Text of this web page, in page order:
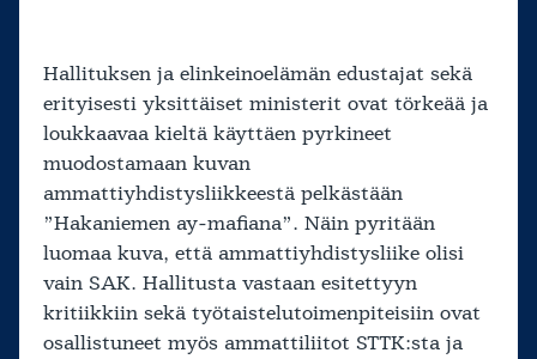
Hallituksen ja elinkeinoelämän edustajat sekä
erityisesti yksittäiset ministerit ovat törkeää ja
loukkaavaa kieltä käyttäen pyrkineet
muodostamaan kuvan
ammattiyhdistysliikkeestä pelkästään
”Hakaniemen ay-mafiana”. Näin pyritään
luomaa kuva, että ammattiyhdistysliike olisi
vain SAK. Hallitusta vastaan esitettyyn
kritiikkiin sekä työtaistelutoimenpiteisiin ovat
osallistuneet myös ammattiliitot STTK:sta ja